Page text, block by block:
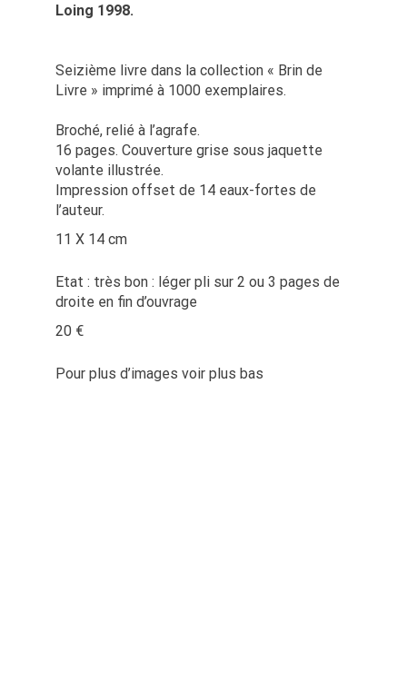
Loing 1998.
Seizième livre dans la collection « Brin de
Livre » imprimé à 1000 exemplaires.
Broché, relié à l’agrafe.
16 pages. Couverture grise sous jaquette
volante illustrée.
Impression offset de 14 eaux-fortes de
l’auteur.
11 X 14 cm
Etat : très bon : léger pli sur 2 ou 3 pages de
droite en fin d’ouvrage
20 €
Pour plus d’images voir plus bas